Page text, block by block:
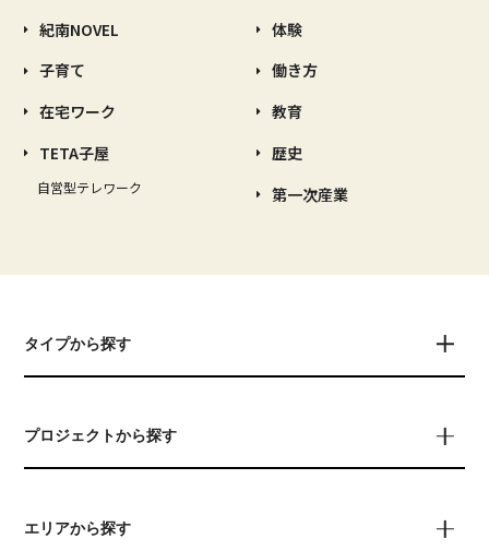
紀南NOVEL
子育て
在宅ワーク
TETA子屋
自営型テレワーク
体験
働き方
教育
歴史
第一次産業
タイプから探す
プロジェクトから探す
エリアから探す